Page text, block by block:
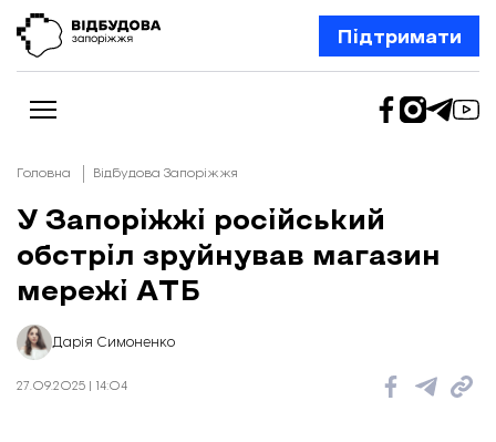
Підтримати
Новини
Відбудова Запоріжжя
Ексклюзив
Бізнес
Шлях додому
Відбудова. Життя
Про нас
Головна Відбудова Запоріжжя
У Запоріжжі російський
обстріл зруйнував магазин
мережі АТБ
Дарія Симоненко
27.09.2025 | 14:04